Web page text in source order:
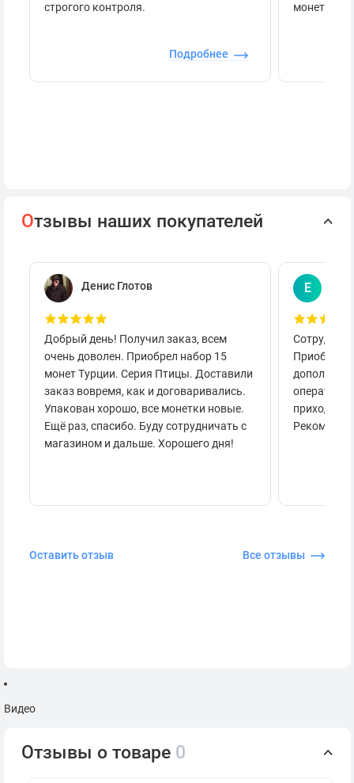
строгого контроля.
Подробнее
монеты.
Отзывы наших покупателей
Денис Глотов
Добрый день! Получил заказ, всем
очень доволен. Приобрел набор 15
монет Турции. Серия Птицы. Доставили
заказ вовремя, как и договаривались.
Упакован хорошо, все монетки новые.
Ещё раз, спасибо. Буду сотрудничать с
магазином и дальше. Хорошего дня!
Е
приходило
Оставить отзыв Все отзывы
Видео
Отзывы о товаре 0